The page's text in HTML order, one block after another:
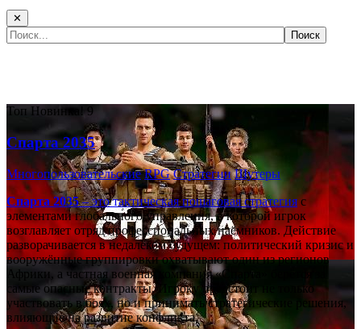
✕
Топ Новинка! 9
Спарта 2035
Многопользовательские RPG Стратегии Шутеры
Спарта 2035– это тактическаяпошаговая стратегияс
элементами глобального управления, в которой игрок
возглавляет отряд профессиональных наёмников. Действие
разворачивается в недалёком будущем: политический кризис и
вооружённые группировки охватывают один из регионов
Африки, а частная военная компания «Спарта» берётся за
самые опасные контракты. Игроку предстоит не только
участвовать в боях, но и принимать стратегические решения,
влияющие на развитие конфликта.